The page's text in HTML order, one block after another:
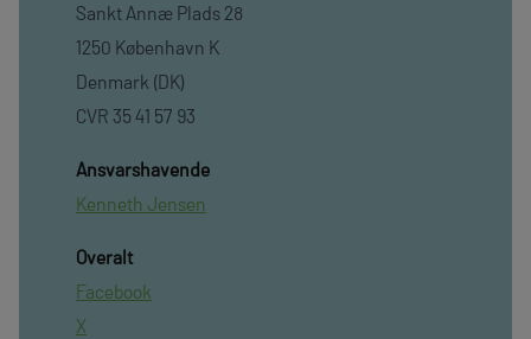
Sankt Annæ Plads 28
1250 København K
Denmark (DK)
CVR 35 41 57 93
Ansvarshavende
Kenneth Jensen
Overalt
Facebook
X